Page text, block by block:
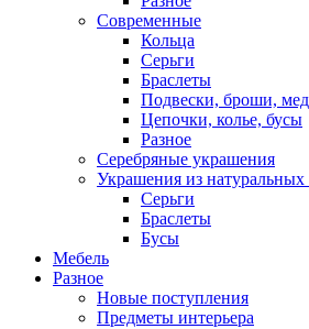
Современные
Кольца
Серьги
Браслеты
Подвески, броши,
Цепочки, колье, бусы
Разное
Серебряные украшения
Украшения из
Серьги
Браслеты
Бусы
Мебель
Разное
Новые поступления
Предметы интерьера